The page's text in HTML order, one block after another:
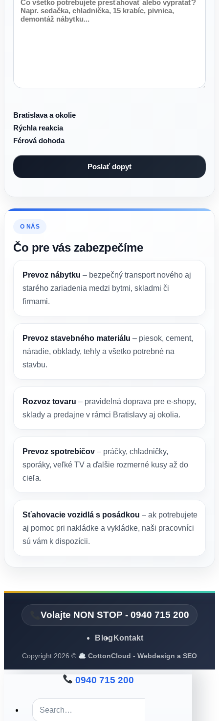
Bratislava a okolie
Rýchla reakcia
Férová dohoda
O NÁS
Čo pre vás zabezpečíme
Prevoz nábytku – bezpečný transport nového aj
starého zariadenia medzi bytmi, skladmi či
firmami.
Prevoz stavebného materiálu – piesok, cement,
náradie, obklady, tehly a všetko potrebné na
stavbu.
Rozvoz tovaru – pravidelná doprava pre e-shopy,
sklady a predajne v rámci Bratislavy aj okolia.
Prevoz spotrebičov – práčky, chladničky,
sporáky, veľké TV a ďalšie rozmerné kusy až do
cieľa.
Sťahovacie vozidlá s posádkou – ak potrebujete
aj pomoc pri nakládke a vykládke, naši pracovníci
sú vám k dispozícii.
Volajte NON STOP - 0940 715 200
Blog Kontakt
Copyright 2026 © CottonCloud - Webdesign a SEO
0940 715 200